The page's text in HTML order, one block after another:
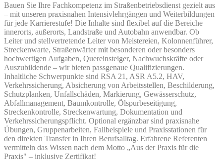
Bauen Sie Ihre Fachkompetenz im Straßenbetriebsdienst gezielt aus
– mit unseren praxisnahen Intensivlehrgängen und Weiterbildungen
für jede Karrierestufe! Die Inhalte sind flexibel auf die Bereiche
innerorts, außerorts, Landstraße und Autobahn anwendbar. Ob
Leiter und stellvertretende Leiter von Meistereien, Kolonnenführer,
Streckenwarte, Straßenwärter mit besonderen oder besonders
hochwertigen Aufgaben, Quereinsteiger, Nachwuchskräfte oder
Auszubildende – wir bieten passgenaue Qualifizierungen.
Inhaltliche Schwerpunkte sind RSA 21, ASR A5.2, HAV,
Verkehrssicherung, Absicherung von Arbeitsstellen, Beschilderung,
Schutzplanken, Unfallschäden, Markierung, Gewässerschutz,
Abfallmanagement, Baumkontrolle, Ölspurbeseitigung,
Streckenkontrolle, Streckenwartung, Dokumentation und
Verkehrssicherungspflicht. Optional ergänzbar sind praxisnahe
Übungen, Gruppenarbeiten, Fallbeispiele und Praxisstationen für
den direkten Transfer in Ihren Berufsalltag. Erfahrene Referenten
vermitteln das Wissen nach dem Motto „Aus der Praxis für die
Praxis" – inklusive Zertifikat!